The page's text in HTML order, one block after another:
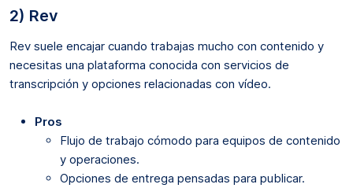
2) Rev
Rev suele encajar cuando trabajas mucho con contenido y
necesitas una plataforma conocida con servicios de
transcripción y opciones relacionadas con vídeo.
Pros
Flujo de trabajo cómodo para equipos de contenido
y operaciones.
Opciones de entrega pensadas para publicar.